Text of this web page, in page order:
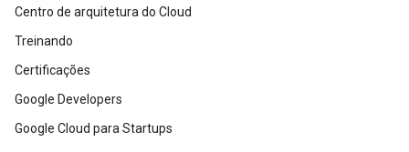
Centro de arquitetura do Cloud
Treinando
Certificações
Google Developers
Google Cloud para Startups